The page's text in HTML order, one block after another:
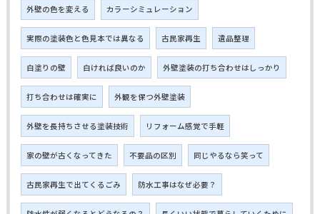
外壁の色を変える カラーシミュレーション
実際の塗装色と色見本では異なる 古民家再生 遺品整理
白塗りの壁 白ければ良いのか 外壁塗装の打ち合わせはしっかり
打ち合わせは確実に 外観を保つ外壁塗装
外壁を長持ちさせる塗装技術 リフォーム感覚で手軽
家の壁が古くなってきた 不要品の区別 同じやるなら笑って
古民家再生で出てくるごみ 防水工事はなぜ必要？